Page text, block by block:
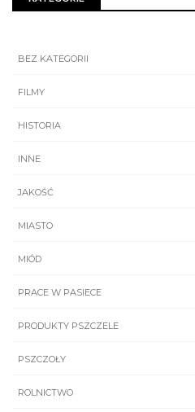
BEZ KATEGORII
FILMY
HISTORIA
INNE
JAKOŚĆ
MIASTO
MIÓD
PRACE W PASIECE
PRODUKTY PSZCZELE
PSZCZOŁY
ROLNICTWO